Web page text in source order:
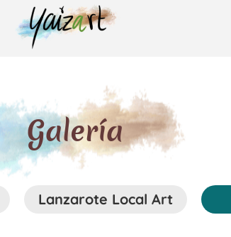
Galería
Lanzarote Local Art